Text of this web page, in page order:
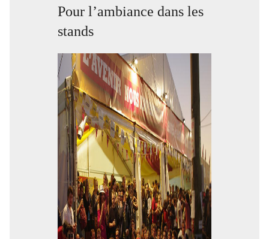
Pour l’ambiance dans les
stands